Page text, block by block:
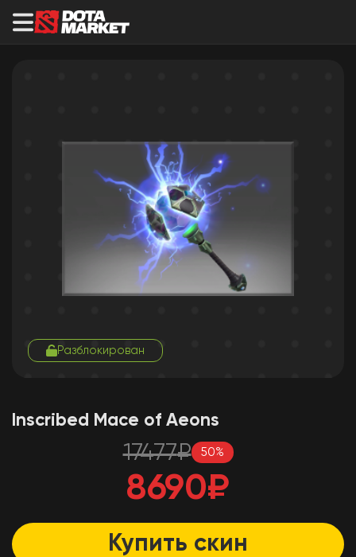
Разблокирован
Inscribed Mace of Aeons
17477₽
8690₽
50%
Купить скин